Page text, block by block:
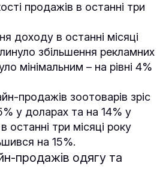
продажів в останні три
доходу в останні місяці
збільшення рекламних
мінімальним – на рівні 4%
продажів зоотоварів зріс
у доларах та на 14% у
останні три місяці року
на 15%.
продажів одягу та